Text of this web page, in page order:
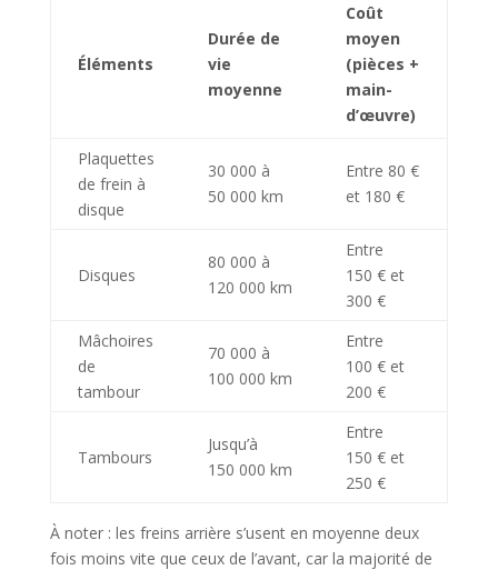
Éléments
Durée de
vie
moyenne
Coût
moyen
(pièces +
main-
d’œuvre)
Plaquettes
de frein à
disque
30 000 à
50 000 km
Entre 80 €
et 180 €
Disques
80 000 à
120 000 km
Entre
150 € et
300 €
Mâchoires
de
tambour
70 000 à
100 000 km
Entre
100 € et
200 €
Tambours
Jusqu’à
150 000 km
Entre
150 € et
250 €
À noter : les freins arrière s’usent en moyenne deux
fois moins vite que ceux de l’avant, car la majorité de